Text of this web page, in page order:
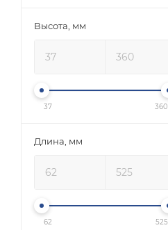
унитаза
Стакан для ванной
Высота, мм
37 360
Длина, мм
62 525